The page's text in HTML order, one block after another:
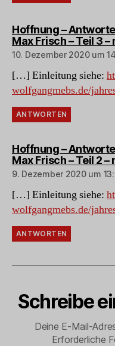
Hoffnung –
Max Frisch – Teil 3
10. Dezember 2020 um
[…] Einleitung siehe:
wolfgangmebs.de/
ANTWORTEN
Hoffnung –
Max Frisch – Teil 2
9. Dezember 2020 um
[…] Einleitung siehe:
wolfgangmebs.de/
ANTWORTEN
Schreibe
Deine E-Mail-
Erforderliche